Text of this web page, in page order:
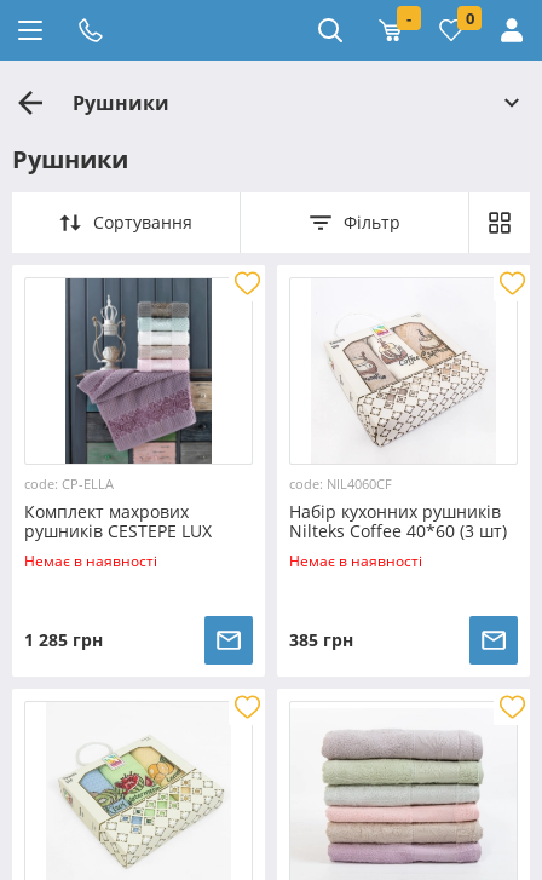
- 0
Рушники
Рушники
Сортування Фільтр
code: CP-ELLA
Комплект махрових
рушників CESTEPE LUX
COTTON ELLA (90*50)
Немає в наявності
1 285 грн
code: NIL4060CF
Набір кухонних рушників
Nilteks Coffee 40*60 (3 шт)
Немає в наявності
385 грн